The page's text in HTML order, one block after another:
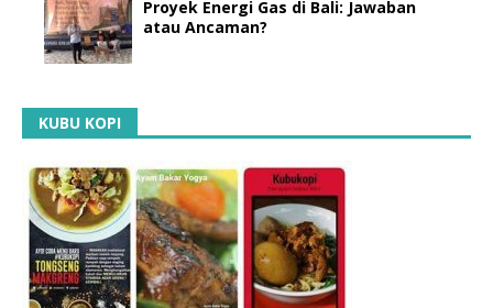
Proyek Energi Gas di Bali: Jawaban
atau Ancaman?
KUBU KOPI